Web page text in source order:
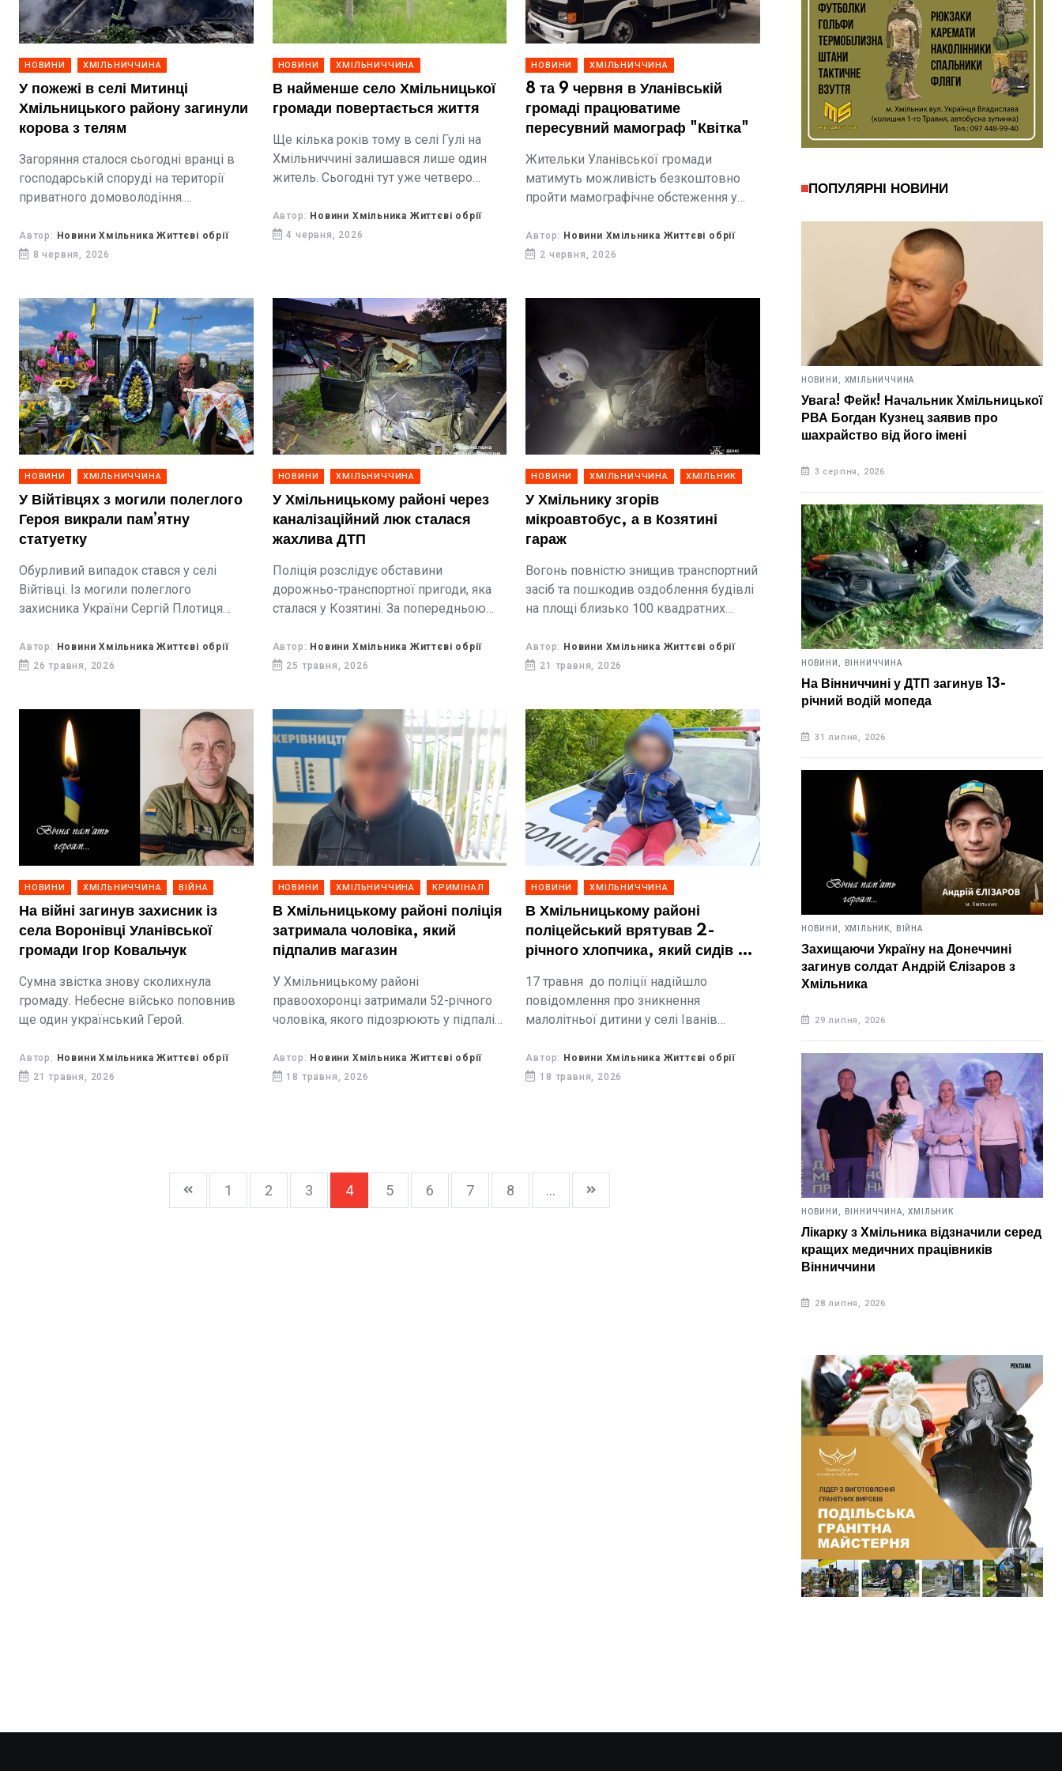
НОВИНИ ХМІЛЬНИЧЧИНА
У пожежі в селі Митинці
Хмільницького району загинули
корова з телям
Загоряння сталося сьогодні вранці в
господарській споруді на території
приватного домоволодіння.
коротке замикання електромережі.
Автор: Новини Хмільника Життєві обрії
8 червня, 2026
НОВИНИ ХМІЛЬНИЧЧИНА
В найменше село Хмільницької
громади повертається життя
Ще кілька років тому в селі Гулі на
Хмільниччині залишався лише один
житель. Сьогодні тут уже четверо
Київщини не лише обрала це
мальовниче місце для нового...
Автор: Новини Хмільника Життєві обрії
4 червня, 2026
НОВИНИ ХМІЛЬНИЧЧИНА
8 та 9 червня в Уланівській
громаді працюватиме
пересувний мамограф "Квітка"
Жительки Уланівської громади
матимуть можливість безкоштовно
пройти мамографічне обстеження у
Автор: Новини Хмільника Життєві обрії
2 червня, 2026
НОВИНИ ХМІЛЬНИЧЧИНА
У Війтівцях з могили полеглого
Героя викрали пам’ятну
статуетку
Обурливий випадок стався у селі
Війтівці. Із могили полеглого
захисника України Сергій Плотиця
бика, яка мала особливе символічне
значення для родини воїна.
Автор: Новини Хмільника Життєві обрії
26 травня, 2026
НОВИНИ ХМІЛЬНИЧЧИНА
У Хмільницькому районі через
каналізаційний люк сталася
жахлива ДТП
Поліція розслідує обставини
дорожньо-транспортної пригоди, яка
сталася у Козятині. За попередньою
автомобіля BMW не обрав безпечної
швидкості руху, не врахував
Автор: Новини Хмільника Життєві обрії
25 травня, 2026
НОВИНИ ХМІЛЬНИЧЧИНА ХМІЛЬНИК
У Хмільнику згорів
мікроавтобус, а в Козятині
гараж
Вогонь повністю знищив транспортний
засіб та пошкодив оздоблення будівлі
на площі близько 100 квадратних
Автор: Новини Хмільника Життєві обрії
21 травня, 2026
НОВИНИ ХМІЛЬНИЧЧИНА ВІЙНА
На війні загинув захисник із
села Воронівці Уланівської
громади Ігор Ковальчук
Сумна звістка знову сколихнула
громаду. Небесне військо поповнив
ще один український Герой.
Автор: Новини Хмільника Життєві обрії
21 травня, 2026
НОВИНИ ХМІЛЬНИЧЧИНА КРИМІНАЛ
В Хмільницькому районі поліція
затримала чоловіка, який
підпалив магазин
У Хмільницькому районі
правоохоронці затримали 52-річного
чоловіка, якого підозрюють у підпалі
травня.
Автор: Новини Хмільника Життєві обрії
18 травня, 2026
НОВИНИ ХМІЛЬНИЧЧИНА
В Хмільницькому районі
поліцейський врятував 2-
річного хлопчика, який сидів на
17 травня до поліції надійшло
повідомлення про зникнення
малолітньої дитини у селі Іванів
повідомили, що протягом години
намагалися самостійно розшукати
Автор: Новини Хмільника Життєві обрії
18 травня, 2026
1 2 3 4 5 6 7 8 ...
ПОПУЛЯРНІ НОВИНИ
НОВИНИ, ХМІЛЬНИЧЧИНА
Увага! Фейк! Начальник Хмільницької
РВА Богдан Кузнец заявив про
шахрайство від його імені
3 серпня, 2026
НОВИНИ, ВІННИЧЧИНА
На Вінниччині у ДТП загинув 13-
річний водій мопеда
31 липня, 2026
НОВИНИ, ХМІЛЬНИК, ВІЙНА
Захищаючи Україну на Донеччині
загинув солдат Андрій Єлізаров з
Хмільника
29 липня, 2026
НОВИНИ, ВІННИЧЧИНА, ХМІЛЬНИК
Лікарку з Хмільника відзначили серед
кращих медичних працівників
Вінниччини
28 липня, 2026